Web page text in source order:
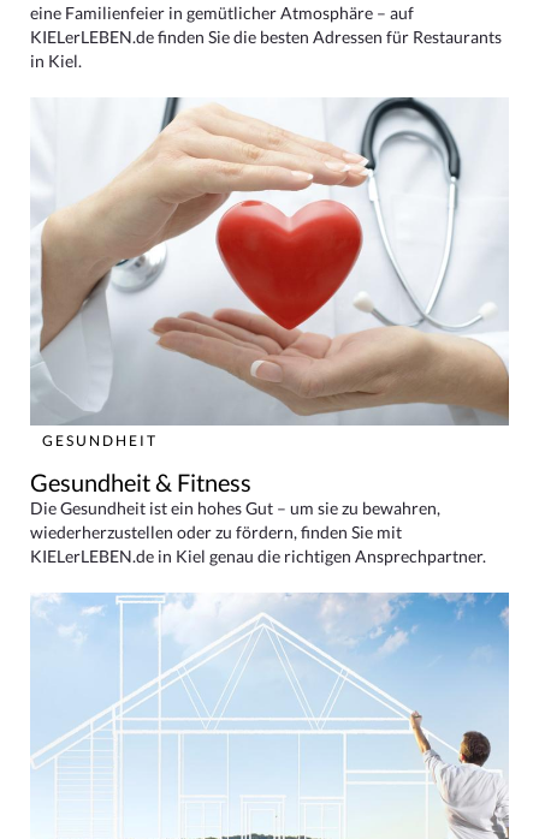
eine Familienfeier in gemütlicher Atmosphäre – auf
KIELerLEBEN.de finden Sie die besten Adressen für Restaurants
in Kiel.
GESUNDHEIT
Gesundheit & Fitness
Die Gesundheit ist ein hohes Gut – um sie zu bewahren,
wiederherzustellen oder zu fördern, finden Sie mit
KIELerLEBEN.de in Kiel genau die richtigen Ansprechpartner.